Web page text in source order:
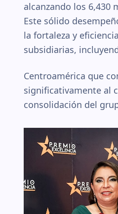
alcanzando los 6,430
Este sólido
la fortaleza y
subsidiarias,
Centroamérica que
significativamente al
consolidación del